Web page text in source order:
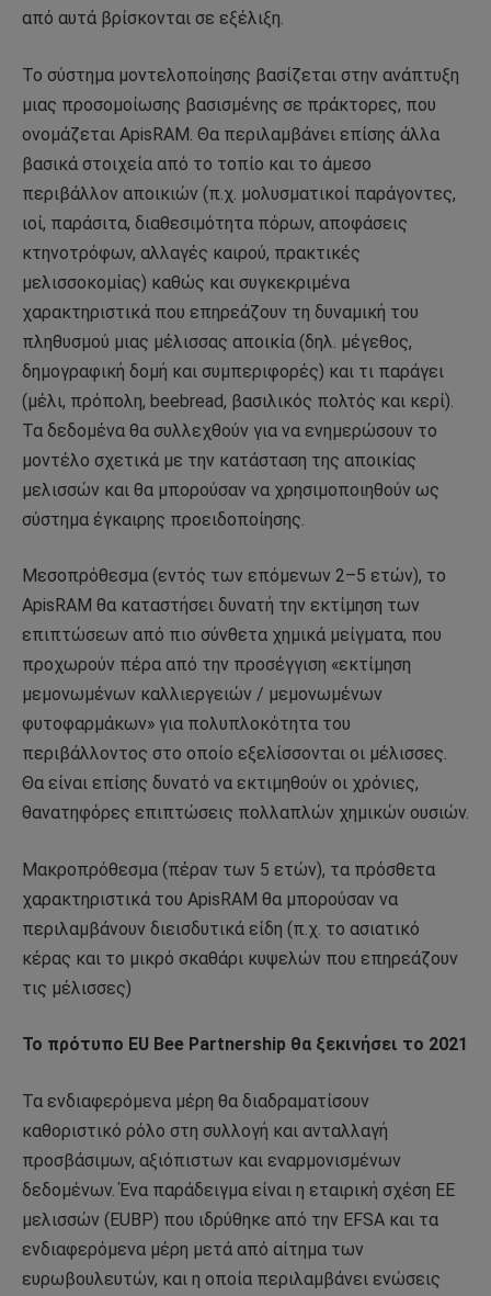
από αυτά βρίσκονται σε εξέλιξη.
Το σύστημα μοντελοποίησης βασίζεται στην ανάπτυξη
μιας προσομοίωσης βασισμένης σε πράκτορες, που
ονομάζεται ApisRAM. Θα περιλαμβάνει επίσης άλλα
βασικά στοιχεία από το τοπίο και το άμεσο
περιβάλλον αποικιών (π.χ. μολυσματικοί παράγοντες,
ιοί, παράσιτα, διαθεσιμότητα πόρων, αποφάσεις
κτηνοτρόφων, αλλαγές καιρού, πρακτικές
μελισσοκομίας) καθώς και συγκεκριμένα
χαρακτηριστικά που επηρεάζουν τη δυναμική του
πληθυσμού μιας μέλισσας αποικία (δηλ. μέγεθος,
δημογραφική δομή και συμπεριφορές) και τι παράγει
(μέλι, πρόπολη, beebread, βασιλικός πολτός και κερί).
Τα δεδομένα θα συλλεχθούν για να ενημερώσουν το
μοντέλο σχετικά με την κατάσταση της αποικίας
μελισσών και θα μπορούσαν να χρησιμοποιηθούν ως
σύστημα έγκαιρης προειδοποίησης.
Μεσοπρόθεσμα (εντός των επόμενων 2–5 ετών), το
ApisRAM θα ​​καταστήσει δυνατή την εκτίμηση των
επιπτώσεων από πιο σύνθετα χημικά μείγματα, που
προχωρούν πέρα ​​από την προσέγγιση «εκτίμηση
μεμονωμένων καλλιεργειών / μεμονωμένων
φυτοφαρμάκων» για πολυπλοκότητα του
περιβάλλοντος στο οποίο εξελίσσονται οι μέλισσες.
Θα είναι επίσης δυνατό να εκτιμηθούν οι χρόνιες,
θανατηφόρες επιπτώσεις πολλαπλών χημικών ουσιών.
Μακροπρόθεσμα (πέραν των 5 ετών), τα πρόσθετα
χαρακτηριστικά του ApisRAM θα ​​μπορούσαν να
περιλαμβάνουν διεισδυτικά είδη (π.χ. το ασιατικό
κέρας και το μικρό σκαθάρι κυψελών που επηρεάζουν
τις μέλισσες)
Το πρότυπο EU Bee Partnership θα ξεκινήσει το 2021
Τα ενδιαφερόμενα μέρη θα διαδραματίσουν
καθοριστικό ρόλο στη συλλογή και ανταλλαγή
προσβάσιμων, αξιόπιστων και εναρμονισμένων
δεδομένων. Ένα παράδειγμα είναι η εταιρική σχέση ΕΕ
μελισσών (EUBP) που ιδρύθηκε από την EFSA και τα
ενδιαφερόμενα μέρη μετά από αίτημα των
ευρωβουλευτών, και η οποία περιλαμβάνει ενώσεις